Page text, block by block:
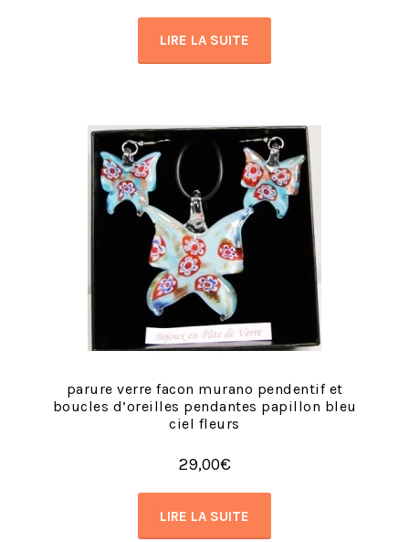
LIRE LA SUITE
parure verre facon murano pendentif et
boucles d’oreilles pendantes papillon bleu
ciel fleurs
29,00€
LIRE LA SUITE